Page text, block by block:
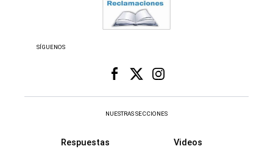
SÍGUENOS
NUESTRAS SECCIONES
Respuestas Videos